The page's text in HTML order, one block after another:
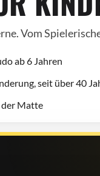
Vom
ab 6 Jahren
seit über 40
Matte